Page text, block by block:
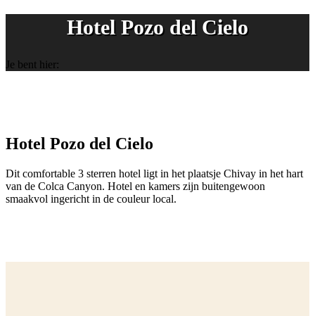
Hotel Pozo del Cielo
Je bent hier:
Hotel Pozo del Cielo
Dit comfortable 3 sterren hotel ligt in het plaatsje Chivay in het hart
van de Colca Canyon. Hotel en kamers zijn buitengewoon
smaakvol ingericht in de couleur local.